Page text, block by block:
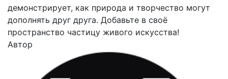
демонстрирует, как природа и творчество могут
дополнять друг друга. Добавьте в своё
пространство частицу живого искусства!
Автор